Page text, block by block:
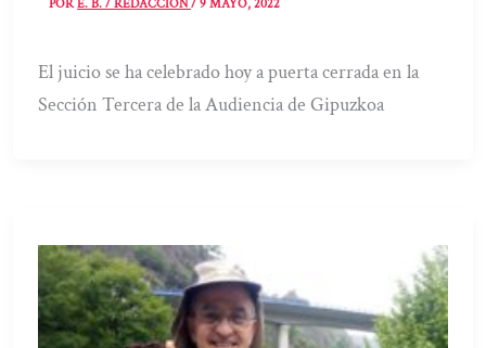
PORE. B. / REDACCIÓN/9 MAYO, 2022
El juicio se ha celebrado hoy a puerta cerrada en la
Sección Tercera de la Audiencia de Gipuzkoa